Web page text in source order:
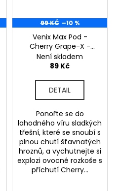
99 KČ –10 %
Venix Max Pod -
Cherry Grape-X -
20mg
Není skladem
89 Kč
DETAIL
Ponořte se do
lahodného víru sladkých
třešní, které se snoubí s
plnou chutí šťavnatých
hroznů, a vychutnejte si
explozi ovocné rozkoše s
příchutí Cherry...